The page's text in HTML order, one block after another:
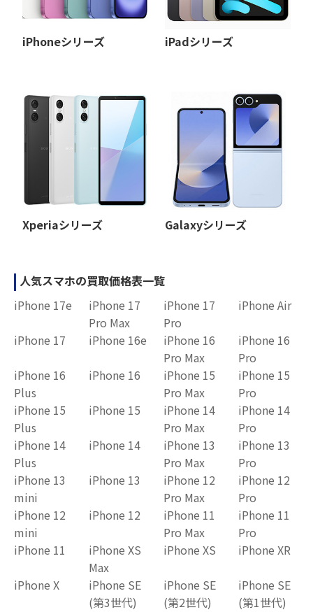
iPhoneシリーズ iPadシリーズ
Xperiaシリーズ Galaxyシリーズ
人気スマホの買取価格表一覧
iPhone 17e
iPhone 17
Pro Max
iPhone 17
Pro
iPhone Air
iPhone 17 iPhone 16e
iPhone 16
Pro Max
iPhone 16
Pro
iPhone 16
Plus
iPhone 16
iPhone 15
Pro Max
iPhone 15
Pro
iPhone 15
Plus
iPhone 15
iPhone 14
Pro Max
iPhone 14
Pro
iPhone 14
Plus
iPhone 14
iPhone 13
Pro Max
iPhone 13
Pro
iPhone 13
mini
iPhone 13
iPhone 12
Pro Max
iPhone 12
Pro
iPhone 12
mini
iPhone 12
iPhone 11
Pro Max
iPhone 11
Pro
iPhone 11
iPhone XS
Max
iPhone XS iPhone XR
iPhone X
iPhone SE
(第3世代)
iPhone SE
(第2世代)
iPhone SE
(第1世代)